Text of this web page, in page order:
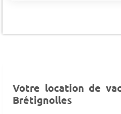
Votre location de
Brétignolles